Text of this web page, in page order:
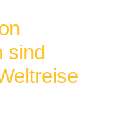
sind